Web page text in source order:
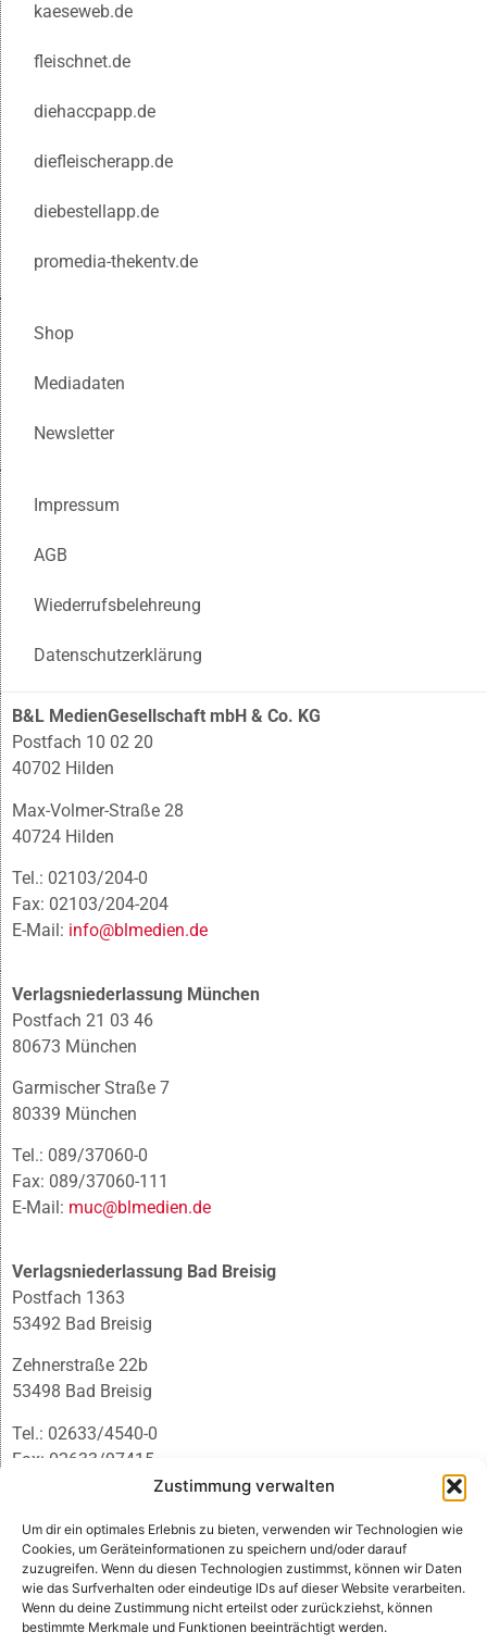
Zustimmung verwalten
Um dir ein optimales Erlebnis zu bieten, verwenden wir Technologien wie
Cookies, um Geräteinformationen zu speichern und/oder darauf
zuzugreifen. Wenn du diesen Technologien zustimmst, können wir Daten
wie das Surfverhalten oder eindeutige IDs auf dieser Website verarbeiten.
Wenn du deine Zustimmung nicht erteilst oder zurückziehst, können
bestimmte Merkmale und Funktionen beeinträchtigt werden.
kaeseweb.de
fleischnet.de
diehaccpapp.de
diefleischerapp.de
diebestellapp.de
promedia-thekentv.de
Shop
Mediadaten
Newsletter
Impressum
AGB
Wiederrufsbelehreung
Datenschutzerklärung
B&L MedienGesellschaft mbH & Co. KG
Postfach 10 02 20
40702 Hilden
Max-Volmer-Straße 28
40724 Hilden
Tel.: 02103/204-0
Fax: 02103/204-204
E-Mail: info@blmedien.de
Verlagsniederlassung München
Postfach 21 03 46
80673 München
Garmischer Straße 7
80339 München
Tel.: 089/37060-0
Fax: 089/37060-111
E-Mail: muc@blmedien.de
Verlagsniederlassung Bad Breisig
Postfach 1363
53492 Bad Breisig
Zehnerstraße 22b
53498 Bad Breisig
Tel.: 02633/4540-0
Fax: 02633/97415
infobb@blmedien.de